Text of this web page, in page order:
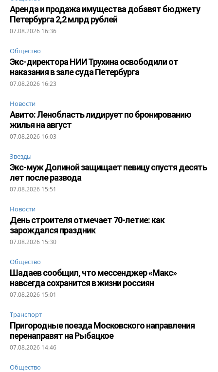
Аренда и продажа имущества добавят бюджету
Петербурга 2,2 млрд рублей
07.08.2026 16:36
Общество
Экс-директора НИИ Трухина освободили от
наказания в зале суда Петербурга
07.08.2026 16:23
Новости
Авито: Ленобласть лидирует по бронированию
жилья на август
07.08.2026 16:03
Звезды
Экс-муж Долиной защищает певицу спустя десять
лет после развода
07.08.2026 15:51
Новости
День строителя отмечает 70-летие: как
зарождался праздник
07.08.2026 15:30
Общество
Шадаев сообщил, что мессенджер «Макс»
навсегда сохранится в жизни россиян
07.08.2026 15:01
Транспорт
Пригородные поезда Московского направления
перенаправят на Рыбацкое
07.08.2026 14:46
Общество